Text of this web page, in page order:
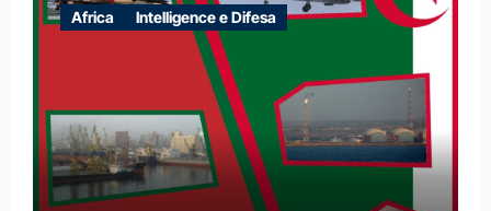
Africa Intelligence e Difesa